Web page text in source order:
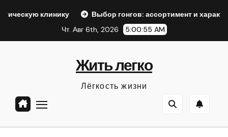
Выбор гонгов: ассортимент и характеристики
Чт. Авг 6th, 2026
5:00:56 AM
Жить легко
Лёгкость жизни